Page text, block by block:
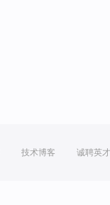
技术博客 诚聘英才